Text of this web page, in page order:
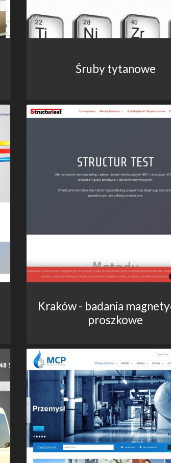
Śruby tytanowe
Kraków - badania
proszkowe